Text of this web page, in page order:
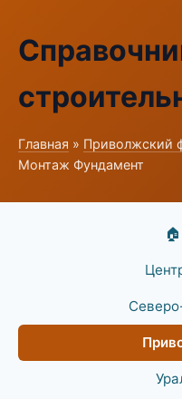
Главная » Приволжский
Монтаж Фундамент